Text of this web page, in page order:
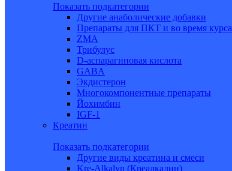
Показать подкатегории
Другие анаболические добавки
Препараты для ПКТ и во время курса
ZMA
Трибулус
D-аспарагиновая кислота
GABA
Экдистерон
Многокомпонентные препараты
Йохимбин
IGF-1
Креатин
Показать подкатегории
Другие виды креатина и смеси
Kre-Alkalyn (Креалкалин)